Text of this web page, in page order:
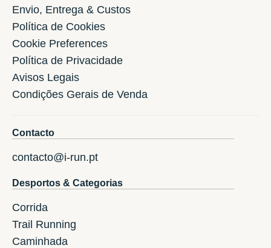
Envio, Entrega & Custos
Política de Cookies
Cookie Preferences
Política de Privacidade
Avisos Legais
Condições Gerais de Venda
Contacto
contacto@i-run.pt
Desportos & Categorias
Corrida
Trail Running
Caminhada